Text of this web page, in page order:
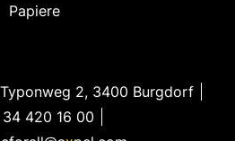
Papiere
Typonweg 2, 3400 Burgdorf
34 420 16 00